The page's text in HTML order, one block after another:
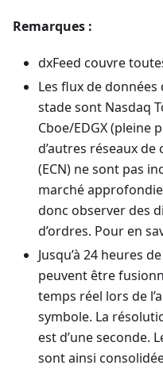
Remarques :
dxFeed couvre
Les flux de
stade sont Nasdaq
Cboe/EDGX (pleine
d’autres réseaux
(ECN) ne sont pas
marché
donc observer des
d’ordres. Pour en
Jusqu’à 24 heures
peuvent être
temps réel lors de
symbole. La
est d’une seconde.
sont ainsi